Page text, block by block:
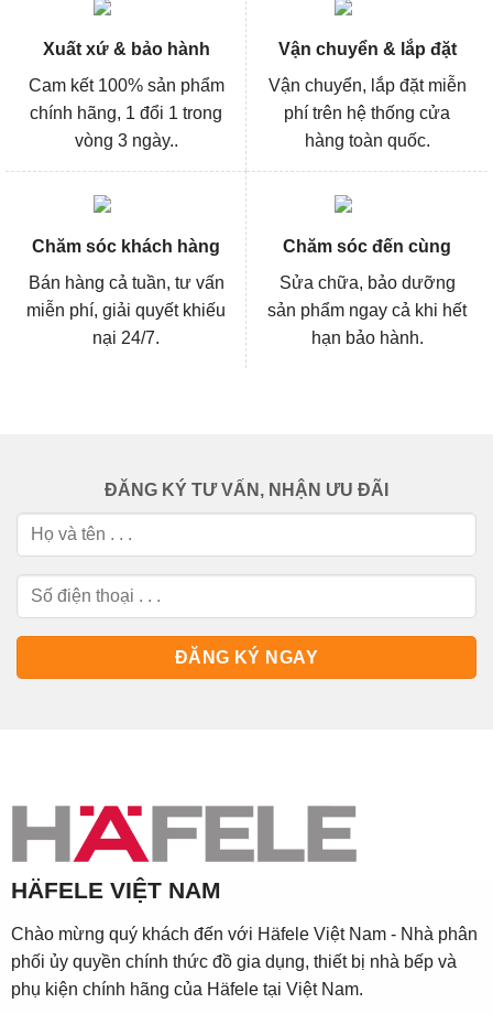
Xuất xứ & bảo hành
Cam kết 100% sản phẩm
chính hãng, 1 đổi 1 trong
vòng 3 ngày..
Vận chuyển & lắp đặt
Vận chuyển, lắp đặt miễn
phí trên hệ thống cửa
hàng toàn quốc.
Chăm sóc khách hàng
Bán hàng cả tuần, tư vấn
miễn phí, giải quyết khiếu
nại 24/7.
Chăm sóc đến cùng
Sửa chữa, bảo dưỡng
sản phẩm ngay cả khi hết
hạn bảo hành.
ĐĂNG KÝ TƯ VẤN, NHẬN ƯU ĐÃI
HÄFELE VIỆT NAM
Chào mừng quý khách đến với Häfele Việt Nam - Nhà phân
phối ủy quyền chính thức đồ gia dụng, thiết bị nhà bếp và
phụ kiện chính hãng của Häfele tại Việt Nam.